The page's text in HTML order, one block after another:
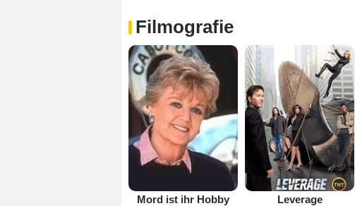
Filmografie
Mord ist ihr Hobby Leverage